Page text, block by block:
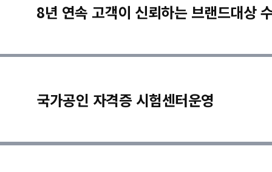
8년 연속 고객이 신뢰하는 브랜드대상
국가공인 자격증 시험센터운영